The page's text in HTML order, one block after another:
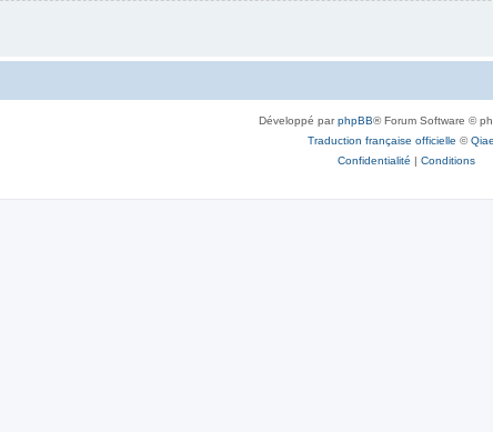
Développé parphpBB® Forum Software ©
Traduction française officielle ©
Confidentialité | Conditions